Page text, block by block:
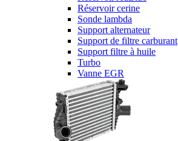
Réservoir cerine
Sonde lambda
Support alternateur
Support de filtre carburant
Support filtre à huile
Turbo
Vanne EGR